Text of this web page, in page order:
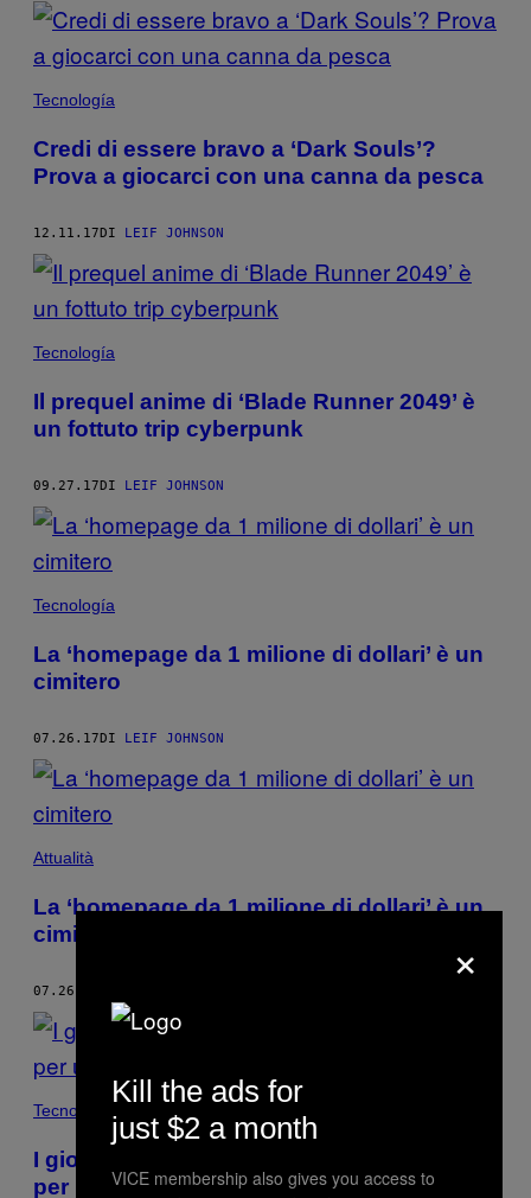
POSTS
BY
THIS
AUTHOR
Tecnología
Credi di essere bravo a ‘Dark Souls’?
Prova a giocarci con una canna da pesca
12.11.17DI LEIF JOHNSON
Tecnología
Il prequel anime di ‘Blade Runner 2049’ è
un fottuto trip cyberpunk
09.27.17DI LEIF JOHNSON
Tecnología
La ‘homepage da 1 milione di dollari’ è un
cimitero
07.26.17DI LEIF JOHNSON
Attualità
La ‘homepage da 1 milione di dollari’ è un
cimitero
07.26.17
Tecnología
I giocatori di ‘Runescape’ si sono incazzati
per un evento gay dentro il gioco
×
Kill the ads for
just $2 a month
VICE membership also gives you access to